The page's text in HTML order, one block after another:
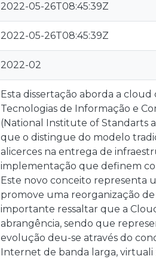
2022-05-26T08:45:39Z
2022-05-26T08:45:39Z
2022-02
Esta dissertação aborda a
Tecnologias de Informação e
(National Institute of Standarts
que o distingue do modelo
alicerces na entrega de
implementação que definem
Este novo conceito representa
promove uma reorganização
importante ressaltar que a
abrangência, sendo que
evolução deu-se através do
Internet de banda larga, virtuali